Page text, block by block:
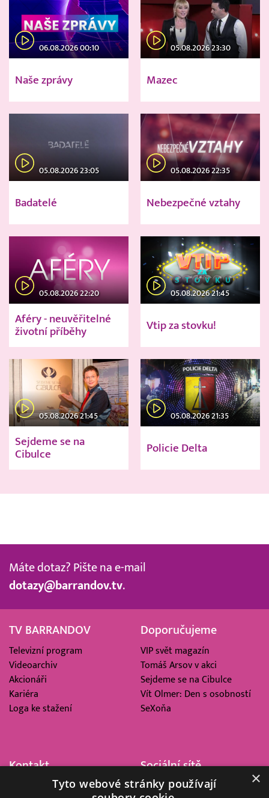
06.08.2026 00:10
Naše zprávy
05.08.2026 23:30
Mazec
05.08.2026 23:05
Badatelé
05.08.2026 22:35
Nebezpečné vztahy
05.08.2026 22:20
Aféry - neuvěřitelné
životní příběhy
05.08.2026 21:45
Vtip za stovku!
05.08.2026 21:45
Sejdeme se na
Cibulce
05.08.2026 21:35
Policie Delta
Máte dotaz? Pište na e-mail
dotazy@barrandov.tv.
TV BARRANDOV
Televizní program
Videoarchiv
Akcionáři
Kariéra
Loga ke stažení
Doporučujeme
VIP svět magazín
Tomáš Arsov v akci
Sejdeme se na Cibulce
Vít Olmer: Den s osobností
SeXoňa
Kontakt
Barrandov Televizní Studio,
Sociální sítě
×
Tyto webové stránky používají